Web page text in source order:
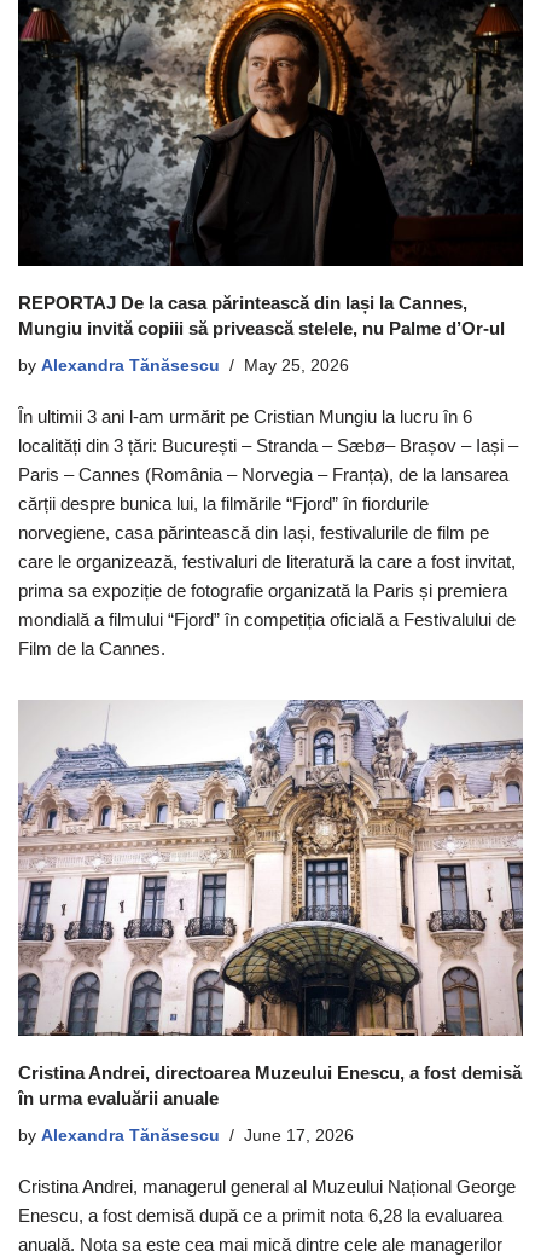
REPORTAJ De la casa părintească din Iași la Cannes,
Mungiu invită copiii să privească stelele, nu Palme d’Or-ul
by Alexandra Tănăsescu May 25, 2026
În ultimii 3 ani l-am urmărit pe Cristian Mungiu la lucru în 6
localități din 3 țări: București – Stranda – Sæbø– Brașov – Iași –
Paris – Cannes (România – Norvegia – Franța), de la lansarea
cărții despre bunica lui, la filmările “Fjord” în fiordurile
norvegiene, casa părintească din Iași, festivalurile de film pe
care le organizează, festivaluri de literatură la care a fost invitat,
prima sa expoziție de fotografie organizată la Paris și premiera
mondială a filmului “Fjord” în competiția oficială a Festivalului de
Film de la Cannes.
Cristina Andrei, directoarea Muzeului Enescu, a fost demisă
în urma evaluării anuale
by Alexandra Tănăsescu June 17, 2026
Cristina Andrei, managerul general al Muzeului Național George
Enescu, a fost demisă după ce a primit nota 6,28 la evaluarea
anuală. Nota sa este cea mai mică dintre cele ale managerilor